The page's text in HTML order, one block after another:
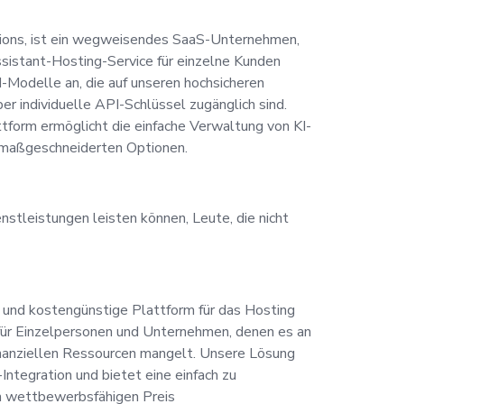
Kunden definiert, die
KI-Lösungen
finanziellen
Know-how mangelt.
unseres
und wir wollen einen
Branche für uns
ist ein wegweisendes SaaS-Unternehmen,
Hosting-Service für einzelne Kunden
an, die auf unseren hochsicheren
individuelle API-Schlüssel zugänglich sind.
ermöglicht die einfache Verwaltung von KI-
Optionen.
leisten können, Leute, die nicht
kostengünstige Plattform für das Hosting
Einzelpersonen und Unternehmen, denen es an
Ressourcen mangelt. Unsere Lösung
und bietet eine einfach zu
wettbewerbsfähigen Preis